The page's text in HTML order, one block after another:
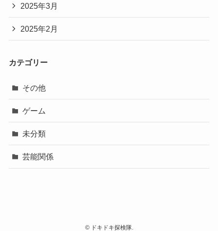
2025年3月
2025年2月
カテゴリー
その他
ゲーム
未分類
芸能関係
©ドキドキ探検隊.